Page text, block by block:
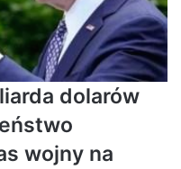
dolarów
wojny na